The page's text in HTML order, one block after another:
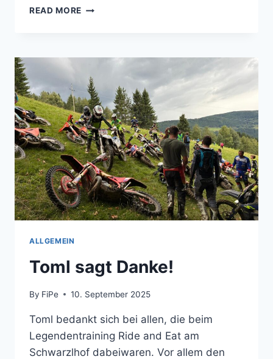
READ MORE LEGENDÄRE
FEELING
GENUSS
PUR
ALLGEMEIN
Toml sagt Danke!
By FiPe 10. September 2025
Toml bedankt sich bei allen, die beim
Legendentraining Ride and Eat am
Schwarzlhof dabeiwaren. Vor allem den